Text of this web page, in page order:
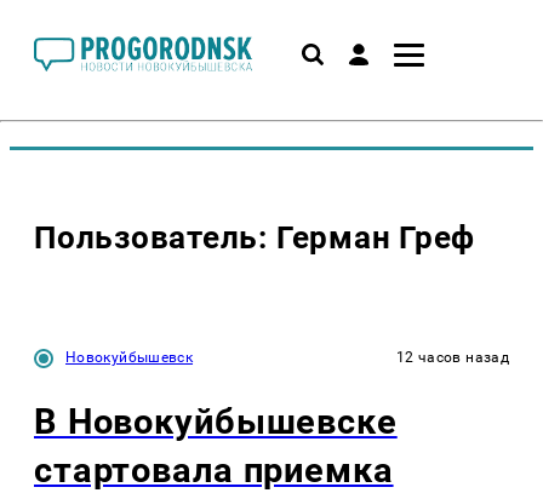
Пользователь: Герман Греф
Новокуйбышевск 12 часов назад
В Новокуйбышевске
стартовала приемка